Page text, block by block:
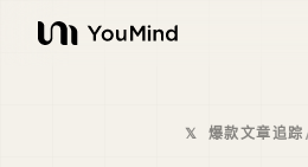
YouMind
𝕏 爆款文章追踪